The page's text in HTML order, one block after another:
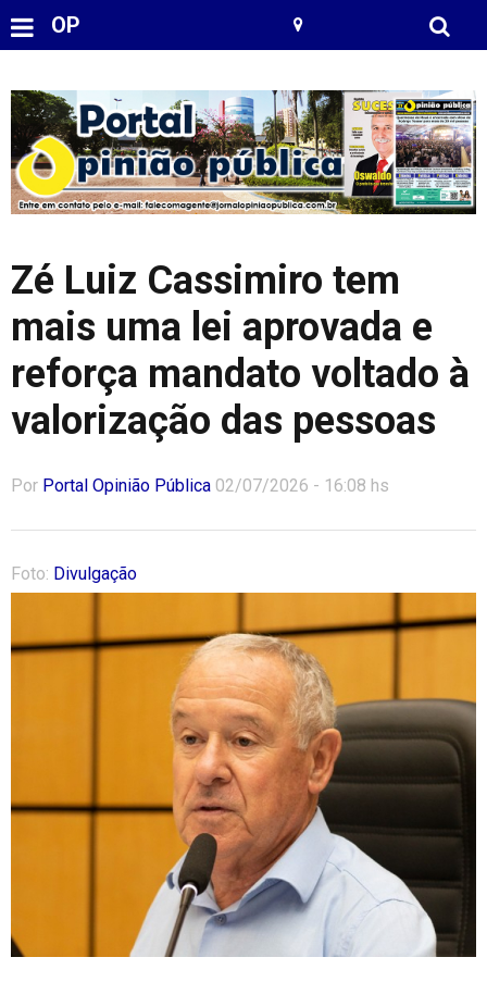
OP
Zé Luiz Cassimiro tem
mais uma lei aprovada e
reforça mandato voltado à
valorização das pessoas
Por Portal Opinião Pública 02/07/2026 - 16:08 hs
Foto: Divulgação